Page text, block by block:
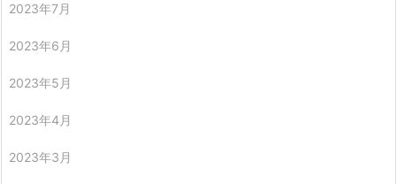
2023年7月
2023年6月
2023年5月
2023年4月
2023年3月